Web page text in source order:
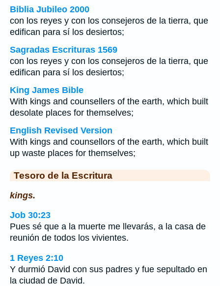
Biblia Jubileo 2000
con los reyes y con los consejeros de la tierra, que
edifican para sí los desiertos;
Sagradas Escrituras 1569
con los reyes y con los consejeros de la tierra, que
edifican para sí los desiertos;
King James Bible
With kings and counsellers of the earth, which built
desolate places for themselves;
English Revised Version
With kings and counsellors of the earth, which built
up waste places for themselves;
Tesoro de la Escritura
kings.
Job 30:23
Pues sé que a la muerte me llevarás, a la casa de
reunión de todos los vivientes.
1 Reyes 2:10
Y durmió David con sus padres y fue sepultado en
la ciudad de David.